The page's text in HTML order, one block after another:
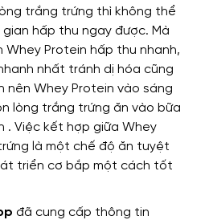
lòng trắng trứng thì không thể
hấp thu ngay được. Mà
Whey Protein hấp thu nhanh,
nhất tránh dị hóa cũng
nên Whey Protein vào sáng
lòng trắng trứng ăn vào bữa
. Việc kết hợp giữa Whey
là một chế độ ăn tuyệt
triển cơ bắp một cách tốt
đã cung cấp thông tin